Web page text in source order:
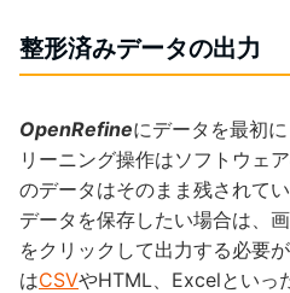
整形済みデータの出力
OpenRefineにデータを最初
リーニング操作はソフトウェ
のデータはそのまま残されて
データを保存したい場合は、
をクリックして出力する必要が
はCSVやHTML、Excelといっ